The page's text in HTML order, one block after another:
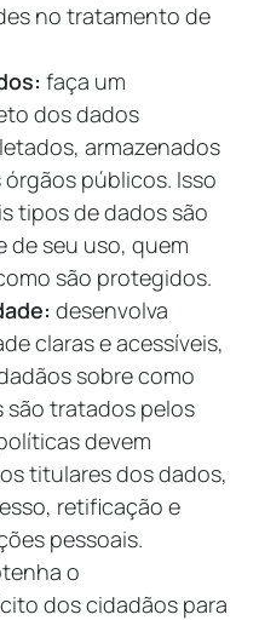
no tratamento de
faça um
dos dados
armazenados
públicos. Isso
tipos de dados são
de seu uso, quem
são protegidos.
desenvolva
claras e acessíveis,
sobre como
são tratados pelos
devem
titulares dos dados,
retificação e
pessoais.
o
dos cidadãos para